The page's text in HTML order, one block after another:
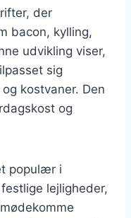
der
bacon, kylling,
udvikling viser,
sig
kostvaner. Den
og
populær i
lejligheder,